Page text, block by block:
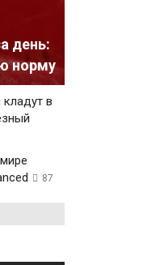
день:
норму
в
87